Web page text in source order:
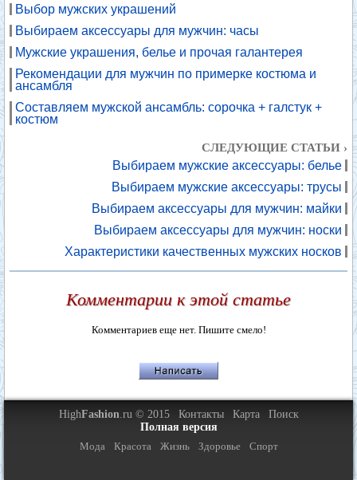
Выбор мужских украшений
Выбираем аксессуары для мужчин: часы
Мужские украшения, белье и прочая галантерея
Рекомендации для мужчин по примерке костюма и
ансамбля
Составляем мужской ансамбль: сорочка + галстук +
костюм
СЛЕДУЮЩИЕ СТАТЬИ ›
Выбираем мужские аксессуары: белье
Выбираем мужские аксессуары: трусы
Выбираем аксессуары для мужчин: майки
Выбираем аксессуары для мужчин: носки
Характеристики качественных мужских носков
Комментарии к этой статье
Комментариев еще нет. Пишите смело!
HighFashion.ru © 2015 Контакты Карта
Поиск
Полная версия
Мода
Красота Жизнь Здоровье Спорт